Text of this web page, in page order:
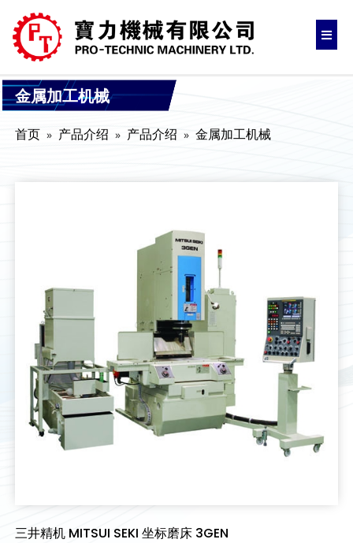
金属加工机械
首页 产品介绍 产品介绍 金属加工机械
三井精机 MITSUI SEKI 坐标磨床 3GEN